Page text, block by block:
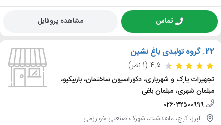
تماس مشاهده پروفایل
22. گروه تولیدی باغ نشین
4.5 (1 نظر)
تجهیزات پارک و شهربازی، دکوراسیون ساختمان، باربیکیو،
مبلمان شهری، مبلمان باغی
026-32500999
البرز، کرج، ماهدشت، شهرک صنعتی خوارزمی